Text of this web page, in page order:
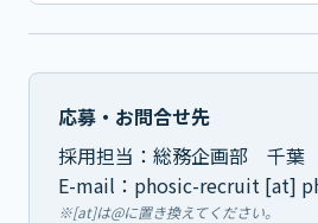
応募・お問合せ先
採用担当：総務企画部 千葉
E-mail：phosic-recruit [at]
※[at]は@に置き換えてください。